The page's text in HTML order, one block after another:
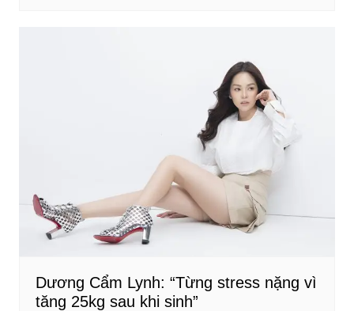
Dương Cẩm Lynh: “Từng stress nặng vì
tăng 25kg sau khi sinh”